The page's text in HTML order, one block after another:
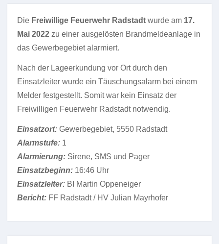
Die Freiwillige Feuerwehr Radstadt wurde am 17.
Mai 2022 zu einer ausgelösten Brandmeldeanlage in
das Gewerbegebiet alarmiert.
Nach der Lageerkundung vor Ort durch den
Einsatzleiter wurde ein Täuschungsalarm bei einem
Melder festgestellt. Somit war kein Einsatz der
Freiwilligen Feuerwehr Radstadt notwendig.
Einsatzort: Gewerbegebiet, 5550 Radstadt
Alarmstufe: 1
Alarmierung: Sirene, SMS und Pager
Einsatzbeginn: 16:46 Uhr
Einsatzleiter: BI Martin Oppeneiger
Bericht: FF Radstadt / HV Julian Mayrhofer